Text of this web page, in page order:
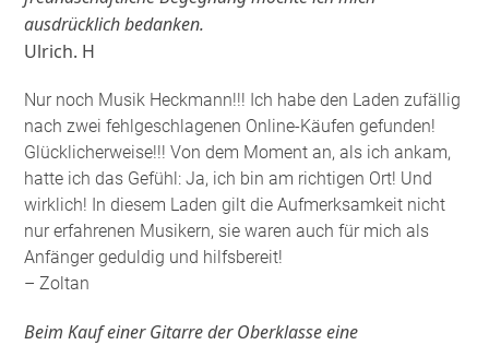
ausdrücklich bedanken.
Ulrich. H
Nur noch Musik Heckmann!!! Ich habe den Laden zufällig
nach zwei fehlgeschlagenen Online-Käufen gefunden!
Glücklicherweise!!! Von dem Moment an, als ich ankam,
hatte ich das Gefühl: Ja, ich bin am richtigen Ort! Und
wirklich! In diesem Laden gilt die Aufmerksamkeit nicht
nur erfahrenen Musikern, sie waren auch für mich als
Anfänger geduldig und hilfsbereit!
– Zoltan
Beim Kauf einer Gitarre der Oberklasse eine